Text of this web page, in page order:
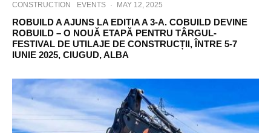
CONSTRUCTION EVENTS · MAY 12, 2025
ROBUILD A AJUNS LA EDITIA A 3-A. COBUILD DEVINE
ROBUILD – O NOUĂ ETAPĂ PENTRU TÂRGUL-
FESTIVAL DE UTILAJE DE CONSTRUCȚII, ÎNTRE 5-7
IUNIE 2025, CIUGUD, ALBA